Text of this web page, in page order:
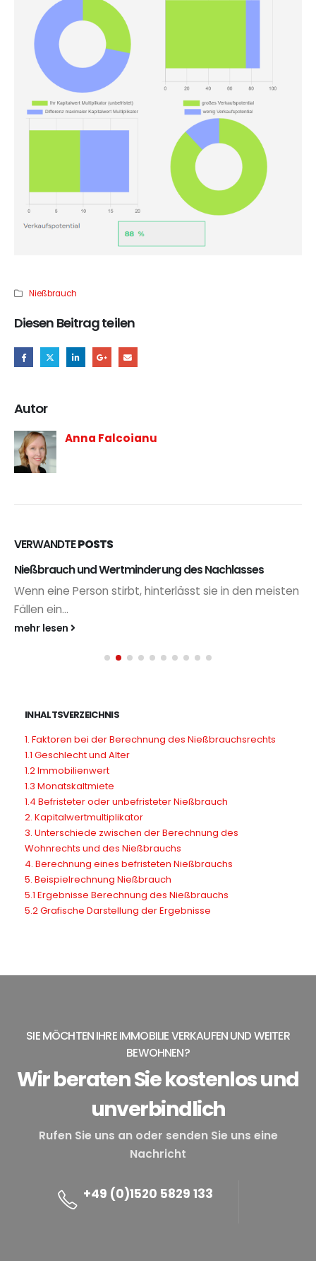
Nießbrauch
Diesen Beitrag teilen
Autor
Anna Falcoianu
VERWANDTEPOSTS
Nießbrauch und Wertminderung des Nachlasses
Wenn eine Person stirbt, hinterlässt sie in den meisten
Fällen ein...
mehr lesen
INHALTSVERZEICHNIS
1. Faktoren bei der Berechnung des Nießbrauchsrechts
1.1 Geschlecht und Alter
1.2 Immobilienwert
1.3 Monatskaltmiete
1.4 Befristeter oder unbefristeter Nießbrauch
2. Kapitalwertmultiplikator
3. Unterschiede zwischen der Berechnung des
Wohnrechts und des Nießbrauchs
4. Berechnung eines befristeten Nießbrauchs
5. Beispielrechnung Nießbrauch
5.1 Ergebnisse Berechnung des Nießbrauchs
5.2 Grafische Darstellung der Ergebnisse
SIE MÖCHTEN IHRE IMMOBILIE VERKAUFEN UND WEITER
BEWOHNEN?
Wir beraten Sie kostenlos und
unverbindlich
Rufen Sie uns an oder senden Sie uns eine
Nachricht
+49 (0)1520 5829 133